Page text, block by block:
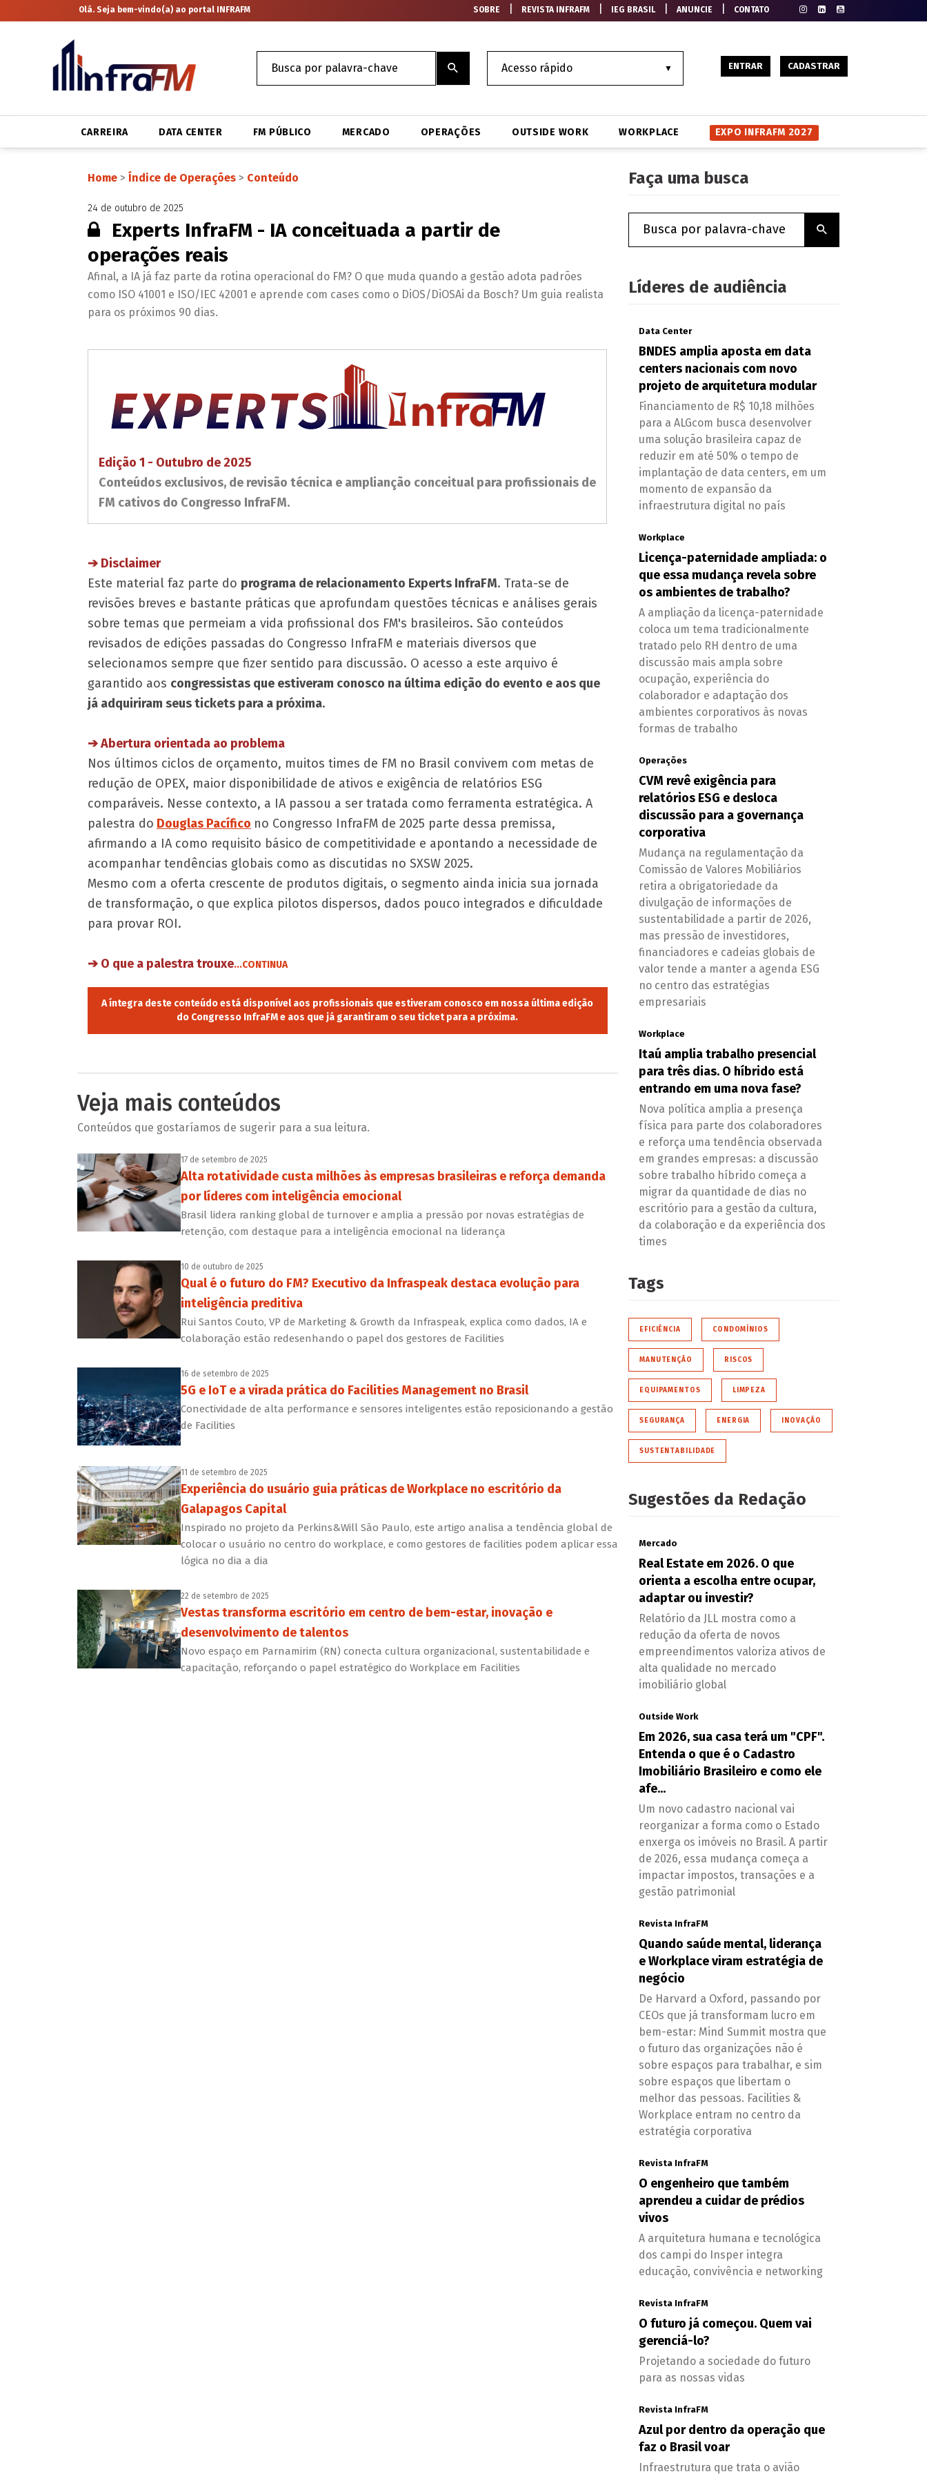
Olá. Seja bem-vindo(a) ao portal INFRAFM SOBRE REVISTA INFRAFM IEG BRASIL|ANUNCIE CONTATO
ENTRAR CADASTRAR
CARREIRA DATA CENTER FM PÚBLICO MERCADO OPERAÇÕES OUTSIDE WORK WORKPLACE EXPO INFRAFM 2027
Home> Índice de Operações> Conteúdo
24 de outubro de 2025
Conteúdo restrito:
Experts InfraFM - IA conceituada a partir de
operações reais
Afinal, a IA já faz parte da rotina operacional do FM? O que muda quando a gestão adota padrões
como ISO 41001 e ISO/IEC 42001 e aprende com cases como o DiOS/DiOSAi da Bosch? Um guia realista
para os próximos 90 dias.
Edição 1 - Outubro de 2025
Conteúdos exclusivos, de revisão técnica e amplianção conceitual para profissionais de
FM cativos do Congresso InfraFM.
​➔ Disclaimer
Este material faz parte do programa de relacionamento Experts InfraFM. Trata-se de
revisões breves e bastante práticas que aprofundam questões técnicas e análises gerais
sobre temas que permeiam a vida profissional dos FM's brasileiros. São conteúdos
revisados de edições passadas do Congresso InfraFM e materiais diversos que
selecionamos sempre que fizer sentido para discussão. O acesso a este arquivo é
garantido aos congressistas que estiveram conosco na última edição do evento e aos que
já adquiriram seus tickets para a próxima.​
​➔ Abertura orientada ao problema
Nos últimos ciclos de orçamento, muitos times de FM no Brasil convivem com metas de
redução de OPEX, maior disponibilidade de ativos e exigência de relatórios ESG
comparáveis. Nesse contexto, a IA passou a ser tratada como ferramenta estratégica. A
palestra do Douglas Pacífico no Congresso InfraFM de 2025 parte dessa premissa,
afirmando a IA como requisito básico de competitividade e apontando a necessidade de
acompanhar tendências globais como as discutidas no SXSW 2025.
Mesmo com a oferta crescente de produtos digitais, o segmento ainda inicia sua jornada
de transformação, o que explica pilotos dispersos, dados pouco integrados e dificuldade
para provar ROI.
➔ O que a palestra trouxe...CONTINUA
A íntegra deste conteúdo está disponível aos profissionais que estiveram conosco em nossa última edição
do Congresso InfraFM e aos que já garantiram o seu ticket para a próxima.
Veja mais conteúdos
Conteúdos que gostaríamos de sugerir para a sua leitura.
17 de setembro de 2025
Alta rotatividade custa milhões às empresas brasileiras e reforça demanda
por líderes com inteligência emocional
Brasil lidera ranking global de turnover e amplia a pressão por novas estratégias de
retenção, com destaque para a inteligência emocional na liderança
10 de outubro de 2025
Qual é o futuro do FM? Executivo da Infraspeak destaca evolução para
inteligência preditiva
Rui Santos Couto, VP de Marketing & Growth da Infraspeak, explica como dados, IA e
colaboração estão redesenhando o papel dos gestores de Facilities
16 de setembro de 2025
5G e IoT e a virada prática do Facilities Management no Brasil
Conectividade de alta performance e sensores inteligentes estão reposicionando a gestão
de Facilities
11 de setembro de 2025
Experiência do usuário guia práticas de Workplace no escritório da
Galapagos Capital
Inspirado no projeto da Perkins&Will São Paulo, este artigo analisa a tendência global de
colocar o usuário no centro do workplace, e como gestores de facilities podem aplicar essa
lógica no dia a dia
22 de setembro de 2025
Vestas transforma escritório em centro de bem-estar, inovação e
desenvolvimento de talentos
Novo espaço em Parnamirim (RN) conecta cultura organizacional, sustentabilidade e
capacitação, reforçando o papel estratégico do Workplace em Facilities
Faça uma busca
Líderes de audiência
Data Center
BNDES amplia aposta em data
centers nacionais com novo
projeto de arquitetura modular
Financiamento de R$ 10,18 milhões
para a ALGcom busca desenvolver
uma solução brasileira capaz de
reduzir em até 50% o tempo de
implantação de data centers, em um
momento de expansão da
infraestrutura digital no país
Workplace
Licença-paternidade ampliada: o
que essa mudança revela sobre
os ambientes de trabalho?
A ampliação da licença-paternidade
coloca um tema tradicionalmente
tratado pelo RH dentro de uma
discussão mais ampla sobre
ocupação, experiência do
colaborador e adaptação dos
ambientes corporativos às novas
formas de trabalho
Operações
CVM revê exigência para
relatórios ESG e desloca
discussão para a governança
corporativa
Mudança na regulamentação da
Comissão de Valores Mobiliários
retira a obrigatoriedade da
divulgação de informações de
sustentabilidade a partir de 2026,
mas pressão de investidores,
financiadores e cadeias globais de
valor tende a manter a agenda ESG
no centro das estratégias
empresariais
Workplace
Itaú amplia trabalho presencial
para três dias. O híbrido está
entrando em uma nova fase?
Nova política amplia a presença
física para parte dos colaboradores
e reforça uma tendência observada
em grandes empresas: a discussão
sobre trabalho híbrido começa a
migrar da quantidade de dias no
escritório para a gestão da cultura,
da colaboração e da experiência dos
times
Tags
EFICIÊNCIA CONDOMÍNIOS
MANUTENÇÃO RISCOS
EQUIPAMENTOS LIMPEZA
SEGURANÇA ENERGIA INOVAÇÃO
SUSTENTABILIDADE
Sugestões da Redação
Mercado
Real Estate em 2026. O que
orienta a escolha entre ocupar,
adaptar ou investir?
Relatório da JLL mostra como a
redução da oferta de novos
empreendimentos valoriza ativos de
alta qualidade no mercado
imobiliário global
Outside Work
Em 2026, sua casa terá um "CPF".
Entenda o que é o Cadastro
Imobiliário Brasileiro e como ele
afe...
Um novo cadastro nacional vai
reorganizar a forma como o Estado
enxerga os imóveis no Brasil. A partir
de 2026, essa mudança começa a
impactar impostos, transações e a
gestão patrimonial
Revista InfraFM
Quando saúde mental, liderança
e Workplace viram estratégia de
negócio
De Harvard a Oxford, passando por
CEOs que já transformam lucro em
bem-estar: Mind Summit mostra que
o futuro das organizações não é
sobre espaços para trabalhar, e sim
sobre espaços que libertam o
melhor das pessoas. Facilities &
Workplace entram no centro da
estratégia corporativa
Revista InfraFM
O engenheiro que também
aprendeu a cuidar de prédios
vivos
A arquitetura humana e tecnológica
dos campi do Insper integra
educação, convivência e networking
Revista InfraFM
O futuro já começou. Quem vai
gerenciá-lo?
Projetando a sociedade do futuro
para as nossas vidas
Revista InfraFM
Azul por dentro da operação que
faz o Brasil voar
Infraestrutura que trata o avião